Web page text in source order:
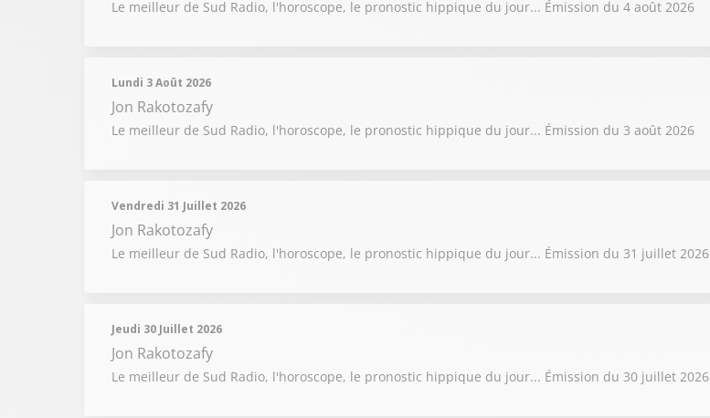
Le meilleur de Sud Radio, l'horoscope, le pronostic hippique du jour... Émission du 4 août 2026
Lundi 3 Août 2026
Jon Rakotozafy
Le meilleur de Sud Radio, l'horoscope, le pronostic hippique du jour... Émission du 3 août 2026
Vendredi 31 Juillet 2026
Jon Rakotozafy
Le meilleur de Sud Radio, l'horoscope, le pronostic hippique du jour... Émission du 31 juillet 2026
Jeudi 30 Juillet 2026
Jon Rakotozafy
Le meilleur de Sud Radio, l'horoscope, le pronostic hippique du jour... Émission du 30 juillet 2026